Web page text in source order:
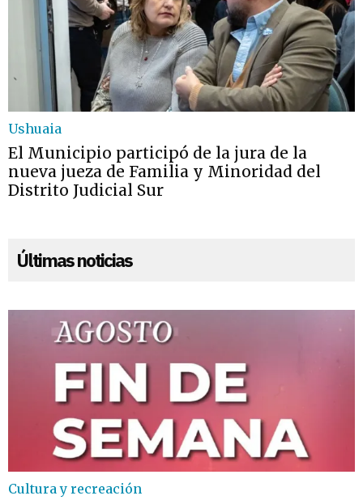
Ushuaia
El Municipio participó de la jura de la
nueva jueza de Familia y Minoridad del
Distrito Judicial Sur
Últimas noticias
Cultura y recreación